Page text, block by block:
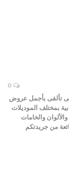
0
تألقى بأجمل عروض
بمختلف الموديلات
والخامات
من جريدتكم